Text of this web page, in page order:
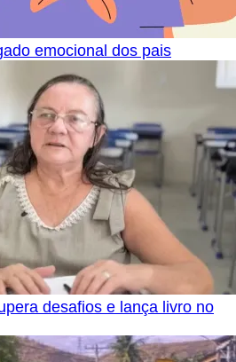
emocional dos pais
desafios e lança livro no